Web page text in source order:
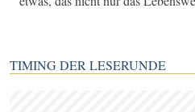
TIMING DER LESERUNDE